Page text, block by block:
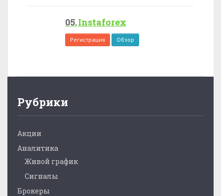
Instaforex
Регистрация Обзор
Рубрики
Акции
Аналитика
Живой график
Сигналы
Брокеры